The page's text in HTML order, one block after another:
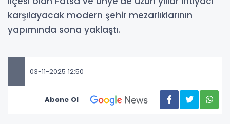
karşılayacak modern şehir mezarlıklarının
yapımında sona yaklaştı.
03-11-2025 12:50
Abone Ol